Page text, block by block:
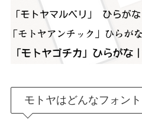
モトヤはどんなフォント